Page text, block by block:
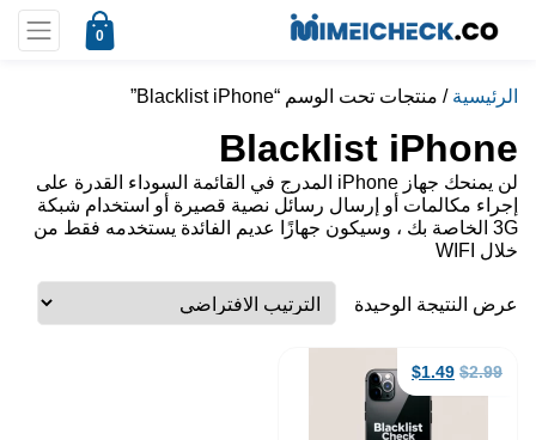
0
الرئيسية / منتجات تحت الوسم “Blacklist iPhone”
Blacklist iPhone
لن يمنحك جهاز iPhone المدرج في القائمة السوداء القدرة على
إجراء مكالمات أو إرسال رسائل نصية قصيرة أو استخدام شبكة
3G الخاصة بك ، وسيكون جهازًا عديم الفائدة يستخدمه فقط من
خلال WIFI
عرض النتيجة الوحيدة
$2.99
السعر
الأصلي
$1.49 السعر
الحالي
هو:
$1.49.